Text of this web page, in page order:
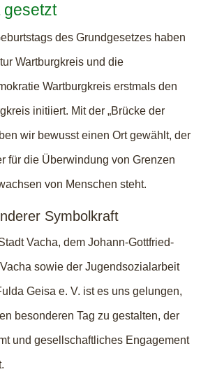
gesetzt
des Grundgesetzes haben
Wartburgkreis und die
Wartburgkreis erstmals den
initiiert. Mit der „Brücke der
wir bewusst einen Ort gewählt, der
für die Überwindung von Grenzen
von Menschen steht.
Symbolkraft
Vacha, dem Johann-Gottfried-
sowie der Jugendsozialarbeit
Geisa e. V. ist es uns gelungen,
besonderen Tag zu gestalten, der
und gesellschaftliches Engagement